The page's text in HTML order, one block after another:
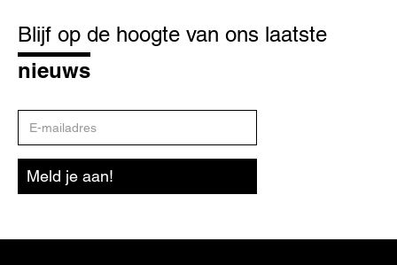
op
de
hoogte
Blijf op de hoogte van ons laatste
nieuws
mailadres
Meld je aan!